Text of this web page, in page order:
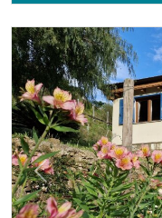
porticato. Un secondo
soggiorno e sul
questi si aggiungono
tre locali più
Possibilità di costruire
proprietà. La superfice
frazionarsi per
proprietario. La villa si
autostradale di
Previous